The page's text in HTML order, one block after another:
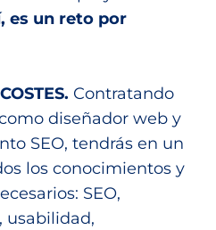
es un reto por
Contratando
diseñador web y
SEO, tendrás en un
los conocimientos y
SEO,
usabilidad,